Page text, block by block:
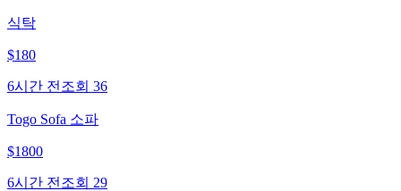
식탁
$180
6시간 전 조회 36
Togo Sofa 소파
$1800
6시간 전 조회 29